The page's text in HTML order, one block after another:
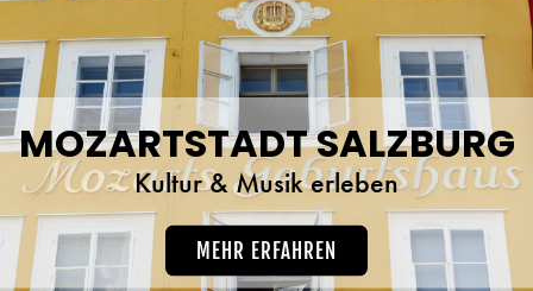
MOZARTSTADT SALZBURG
Kultur & Musik erleben
MEHR ERFAHREN